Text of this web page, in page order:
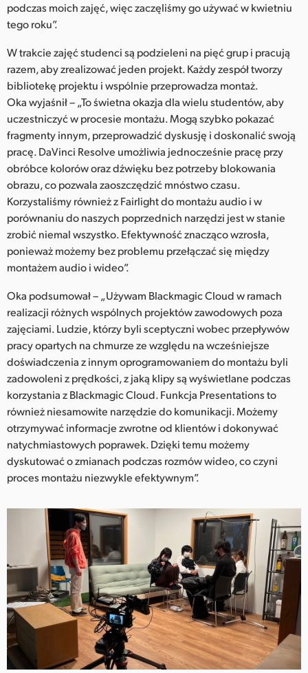
podczas moich zajęć, więc zaczęliśmy go używać w kwietniu
tego roku”.
W trakcie zajęć studenci są podzieleni na pięć grup i pracują
razem, aby zrealizować jeden projekt. Każdy zespół tworzy
bibliotekę projektu i wspólnie przeprowadza montaż.
Oka wyjaśnił – „To świetna okazja dla wielu studentów, aby
uczestniczyć w procesie montażu. Mogą szybko pokazać
fragmenty innym, przeprowadzić dyskusję i doskonalić swoją
pracę. DaVinci Resolve umożliwia jednocześnie pracę przy
obróbce kolorów oraz dźwięku bez potrzeby blokowania
obrazu, co pozwala zaoszczędzić mnóstwo czasu.
Korzystaliśmy również z Fairlight do montażu audio i w
porównaniu do naszych poprzednich narzędzi jest w stanie
zrobić niemal wszystko. Efektywność znacząco wzrosła,
ponieważ możemy bez problemu przełączać się między
montażem audio i wideo”.
Oka podsumował – „Używam Blackmagic Cloud w ramach
realizacji różnych wspólnych projektów zawodowych poza
zajęciami. Ludzie, którzy byli sceptyczni wobec przepływów
pracy opartych na chmurze ze względu na wcześniejsze
doświadczenia z innym oprogramowaniem do montażu byli
zadowoleni z prędkości, z jaką klipy są wyświetlane podczas
korzystania z Blackmagic Cloud. Funkcja Presentations to
również niesamowite narzędzie do komunikacji. Możemy
otrzymywać informacje zwrotne od klientów i dokonywać
natychmiastowych poprawek. Dzięki temu możemy
dyskutować o zmianach podczas rozmów wideo, co czyni
proces montażu niezwykle efektywnym”.